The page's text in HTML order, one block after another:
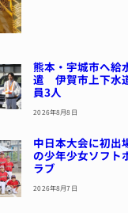
熊本・宇城市へ給
遣 伊賀市上下水
員3人
2026年8月8日
中日本大会に初
の少年少女ソフト
ラブ
2026年8月7日